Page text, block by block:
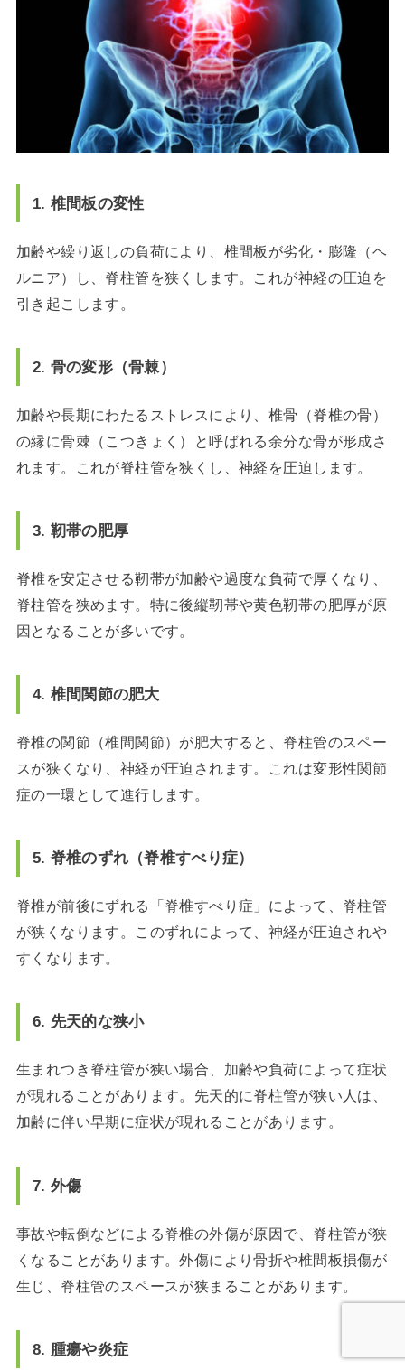
1. 椎間板の変性
加齢や繰り返しの負荷により、椎間板が劣化・膨隆（ヘ
ルニア）し、脊柱管を狭くします。これが神経の圧迫を
引き起こします。
2. 骨の変形（骨棘）
加齢や長期にわたるストレスにより、椎骨（脊椎の骨）
の縁に骨棘（こつきょく）と呼ばれる余分な骨が形成さ
れます。これが脊柱管を狭くし、神経を圧迫します。
3. 靭帯の肥厚
脊椎を安定させる靭帯が加齢や過度な負荷で厚くなり、
脊柱管を狭めます。特に後縦靭帯や黄色靭帯の肥厚が原
因となることが多いです。
4. 椎間関節の肥大
脊椎の関節（椎間関節）が肥大すると、脊柱管のスペー
スが狭くなり、神経が圧迫されます。これは変形性関節
症の一環として進行します。
5. 脊椎のずれ（脊椎すべり症）
脊椎が前後にずれる「脊椎すべり症」によって、脊柱管
が狭くなります。このずれによって、神経が圧迫されや
すくなります。
6. 先天的な狭小
生まれつき脊柱管が狭い場合、加齢や負荷によって症状
が現れることがあります。先天的に脊柱管が狭い人は、
加齢に伴い早期に症状が現れることがあります。
7. 外傷
事故や転倒などによる脊椎の外傷が原因で、脊柱管が狭
くなることがあります。外傷により骨折や椎間板損傷が
生じ、脊柱管のスペースが狭まることがあります。
8. 腫瘍や炎症